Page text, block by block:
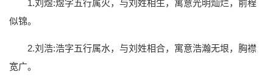
1.刘煜:煜字五行属火，与刘姓相生，寓意光明灿烂，前程
似锦。
2.刘浩:浩字五行属水，与刘姓相合，寓意浩瀚无垠，胸襟
宽广。